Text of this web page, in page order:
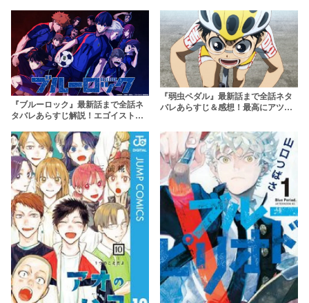
はやめよう
『ブルーロック』最新話まで全話ネ
タバレあらすじ解説！エゴイストた
『弱虫ペダル』最新話まで全話ネタ
バレあらすじ＆感想！最高にアツい